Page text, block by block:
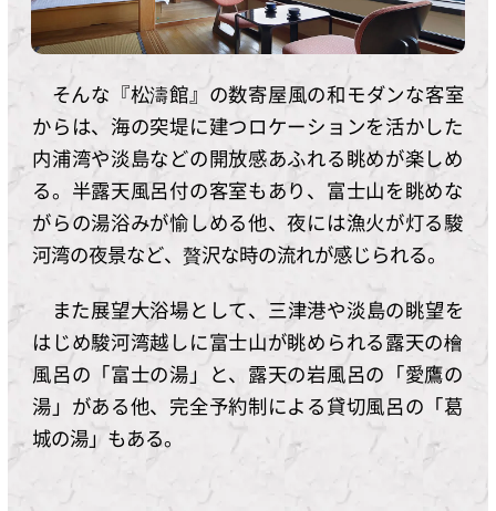
そんな『松濤館』の数寄屋風の和モダンな客室
からは、海の突堤に建つロケーションを活かした
内浦湾や淡島などの開放感あふれる眺めが楽しめ
る。半露天風呂付の客室もあり、富士山を眺めな
がらの湯浴みが愉しめる他、夜には漁火が灯る駿
河湾の夜景など、贅沢な時の流れが感じられる。
また展望大浴場として、三津港や淡島の眺望を
はじめ駿河湾越しに富士山が眺められる露天の檜
風呂の「富士の湯」と、露天の岩風呂の「愛鷹の
湯」がある他、完全予約制による貸切風呂の「葛
城の湯」もある。